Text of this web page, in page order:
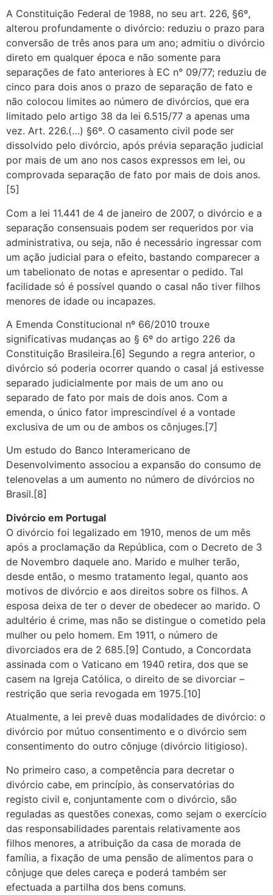
A Constituição Federal de 1988, no seu art. 226, §6º,
alterou profundamente o divórcio: reduziu o prazo para
conversão de três anos para um ano; admitiu o divórcio
direto em qualquer época e não somente para
separações de fato anteriores à EC n° 09/77; reduziu de
cinco para dois anos o prazo de separação de fato e
não colocou limites ao número de divórcios, que era
limitado pelo artigo 38 da lei 6.515/77 a apenas uma
vez. Art. 226.(…) §6º. O casamento civil pode ser
dissolvido pelo divórcio, após prévia separação judicial
por mais de um ano nos casos expressos em lei, ou
comprovada separação de fato por mais de dois anos.
[5]
Com a lei 11.441 de 4 de janeiro de 2007, o divórcio e a
separação consensuais podem ser requeridos por via
administrativa, ou seja, não é necessário ingressar com
um ação judicial para o efeito, bastando comparecer a
um tabelionato de notas e apresentar o pedido. Tal
facilidade só é possível quando o casal não tiver filhos
menores de idade ou incapazes.
A Emenda Constitucional nº 66/2010 trouxe
significativas mudanças ao § 6º do artigo 226 da
Constituição Brasileira.[6] Segundo a regra anterior, o
divórcio só poderia ocorrer quando o casal já estivesse
separado judicialmente por mais de um ano ou
separado de fato por mais de dois anos. Com a
emenda, o único fator imprescindível é a vontade
exclusiva de um ou de ambos os cônjuges.[7]
Um estudo do Banco Interamericano de
Desenvolvimento associou a expansão do consumo de
telenovelas a um aumento no número de divórcios no
Brasil.[8]
Divórcio em Portugal
O divórcio foi legalizado em 1910, menos de um mês
após a proclamação da República, com o Decreto de 3
de Novembro daquele ano. Marido e mulher terão,
desde então, o mesmo tratamento legal, quanto aos
motivos de divórcio e aos direitos sobre os filhos. A
esposa deixa de ter o dever de obedecer ao marido. O
adultério é crime, mas não se distingue o cometido pela
mulher ou pelo homem. Em 1911, o número de
divorciados era de 2 685.[9] Contudo, a Concordata
assinada com o Vaticano em 1940 retira, dos que se
casem na Igreja Católica, o direito de se divorciar –
restrição que seria revogada em 1975.[10]
Atualmente, a lei prevê duas modalidades de divórcio: o
divórcio por mútuo consentimento e o divórcio sem
consentimento do outro cônjuge (divórcio litigioso).
No primeiro caso, a competência para decretar o
divórcio cabe, em princípio, às conservatórias do
registo civil e, conjuntamente com o divórcio, são
reguladas as questões conexas, como sejam o exercício
das responsabilidades parentais relativamente aos
filhos menores, a atribuição da casa de morada de
família, a fixação de uma pensão de alimentos para o
cônjuge que deles careça e poderá também ser
efectuada a partilha dos bens comuns.